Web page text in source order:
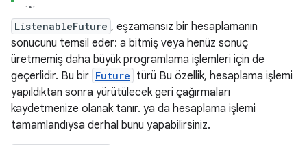
ListenableFuture , eşzamansız bir hesaplamanın
sonucunu temsil eder: a bitmiş veya henüz sonuç
üretmemiş daha büyük programlama işlemleri için de
geçerlidir. Bu bir Future türü Bu özellik, hesaplama işlemi
yapıldıktan sonra yürütülecek geri çağırmaları
kaydetmenize olanak tanır. ya da hesaplama işlemi
tamamlandıysa derhal bunu yapabilirsiniz.